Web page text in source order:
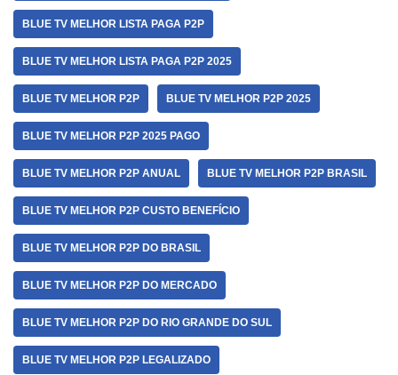
BLUE TV MELHOR LISTA PAGA P2P
BLUE TV MELHOR LISTA PAGA P2P 2025
BLUE TV MELHOR P2P BLUE TV MELHOR P2P 2025
BLUE TV MELHOR P2P 2025 PAGO
BLUE TV MELHOR P2P ANUAL BLUE TV MELHOR P2P BRASIL
BLUE TV MELHOR P2P CUSTO BENEFÍCIO
BLUE TV MELHOR P2P DO BRASIL
BLUE TV MELHOR P2P DO MERCADO
BLUE TV MELHOR P2P DO RIO GRANDE DO SUL
BLUE TV MELHOR P2P LEGALIZADO